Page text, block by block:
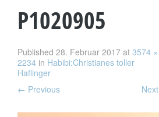
P1020905
Published 28. Februar 2017 at 3574 ×
2234 in Habibi:Christianes toller
Haflinger
← Previous Next